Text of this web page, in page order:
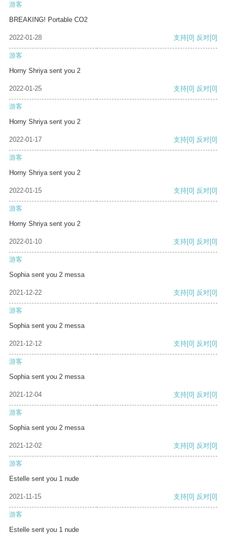
游客
BREAKING! Portable CO2
2022-01-28 支持[0] 反对[0]
游客
Horny Shriya sent you 2
2022-01-25 支持[0] 反对[0]
游客
Horny Shriya sent you 2
2022-01-17 支持[0] 反对[0]
游客
Horny Shriya sent you 2
2022-01-15 支持[0] 反对[0]
游客
Horny Shriya sent you 2
2022-01-10 支持[0] 反对[0]
游客
Sophia sent you 2 messa
2021-12-22 支持[0] 反对[0]
游客
Sophia sent you 2 messa
2021-12-12 支持[0] 反对[0]
游客
Sophia sent you 2 messa
2021-12-04 支持[0] 反对[0]
游客
Sophia sent you 2 messa
2021-12-02 支持[0] 反对[0]
游客
Estelle sent you 1 nude
2021-11-15 支持[0] 反对[0]
游客
Estelle sent you 1 nude